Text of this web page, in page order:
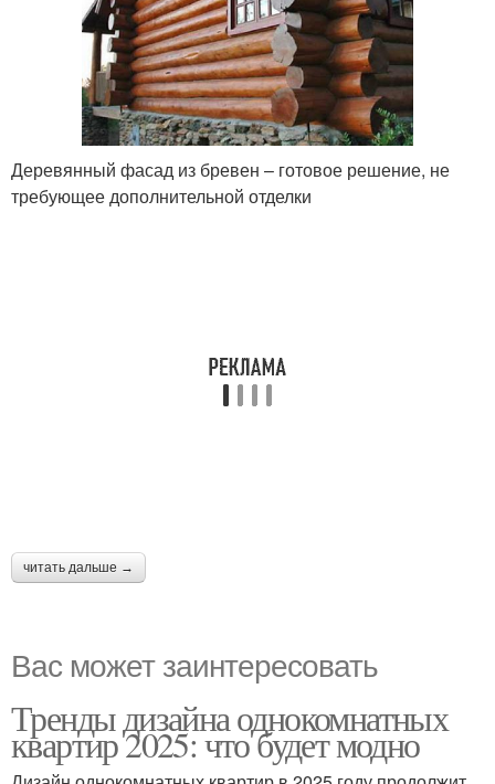
Деревянный фасад из бревен – готовое решение, не
требующее дополнительной отделки
читать дальше →
Вас может заинтересовать
Тренды дизайна однокомнатных
квартир 2025: что будет модно